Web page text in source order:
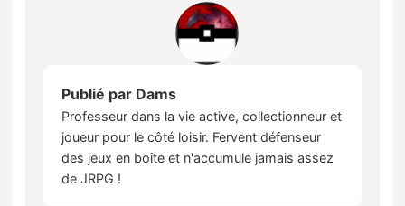
Publié par Dams
Professeur dans la vie active, collectionneur et
joueur pour le côté loisir. Fervent défenseur
des jeux en boîte et n'accumule jamais assez
de JRPG !